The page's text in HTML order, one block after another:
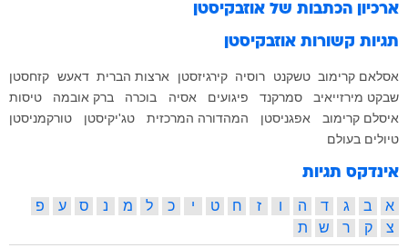
ארכיון הכתבות של אוזבקיסטן
תגיות קשורות אוזבקיסטן
אסלאם קרימוב טשקנט רוסיה קירגיזסטן ארצות הברית דאעש קזחסטן
שבקט מירזייאיב
סמרקנד פיגועים אסיה בוכרה ברק אובמה
טיסות
איסלם קרימוב
אפגניסטן המהדורה המרכזית טג'יקיסטן
טורקמניסטן
טיולים בעולם
אינדקס תגיות
א ב ג ד ה ו ז ח ט י כ ל מ נ ס ע
פ
צ
ק ר ש ת